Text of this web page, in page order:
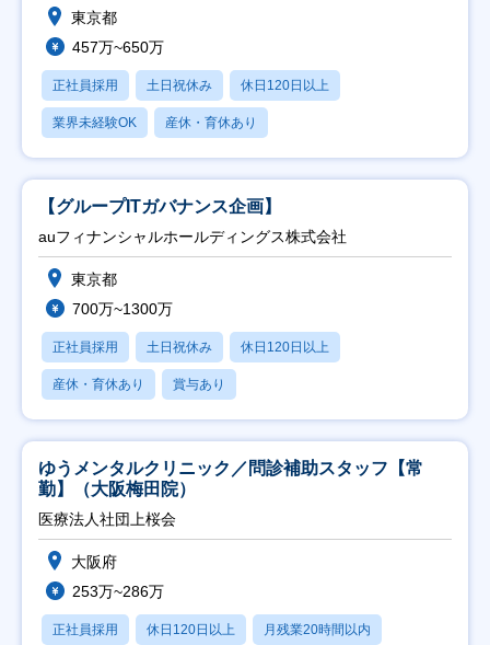
東京都
457万~650万
正社員採用 土日祝休み 休日120日以上
業界未経験OK 産休・育休あり
【グループITガバナンス企画】
auフィナンシャルホールディングス株式会社
東京都
700万~1300万
正社員採用 土日祝休み 休日120日以上
産休・育休あり 賞与あり
ゆうメンタルクリニック／問診補助スタッフ【常
勤】（大阪梅田院）
医療法人社団上桜会
大阪府
253万~286万
正社員採用 休日120日以上 月残業20時間以内